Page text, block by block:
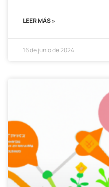
LEER MÁS »
16 de junio de 2024